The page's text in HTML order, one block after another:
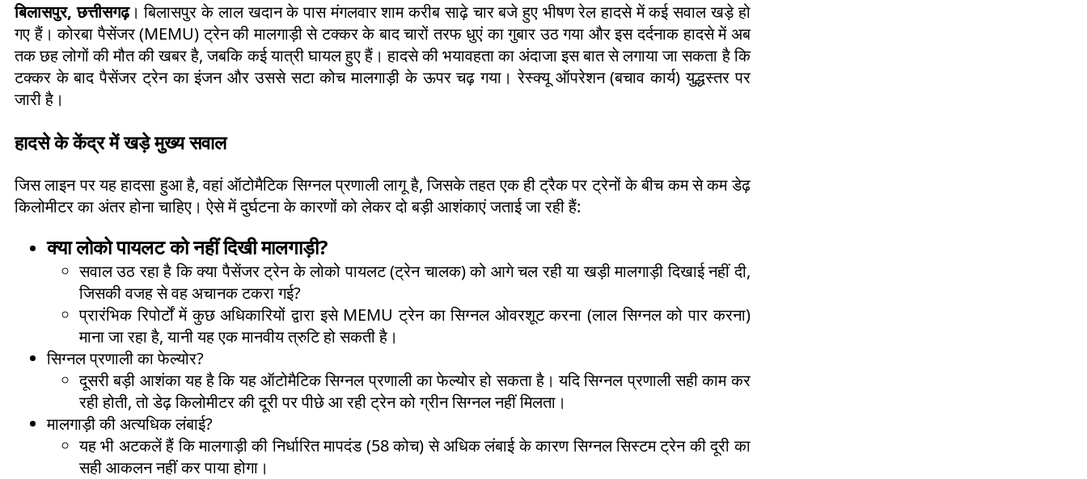
बिलासपुर, छत्तीसगढ़। बिलासपुर के लाल खदान के पास मंगलवार शाम करीब साढ़े चार बजे हुए भीषण रेल हादसे में कई सवाल खड़े हो
गए हैं। कोरबा पैसेंजर (MEMU) ट्रेन की मालगाड़ी से टक्कर के बाद चारों तरफ धुएं का गुबार उठ गया और इस दर्दनाक हादसे में अब
तक छह लोगों की मौत की खबर है, जबकि कई यात्री घायल हुए हैं। हादसे की भयावहता का अंदाजा इस बात से लगाया जा सकता है कि
टक्कर के बाद पैसेंजर ट्रेन का इंजन और उससे सटा कोच मालगाड़ी के ऊपर चढ़ गया। रेस्क्यू ऑपरेशन (बचाव कार्य) युद्धस्तर पर
जारी है।
हादसे के केंद्र में खड़े मुख्य सवाल
जिस लाइन पर यह हादसा हुआ है, वहां ऑटोमैटिक सिग्नल प्रणाली लागू है, जिसके तहत एक ही ट्रैक पर ट्रेनों के बीच कम से कम डेढ़
किलोमीटर का अंतर होना चाहिए। ऐसे में दुर्घटना के कारणों को लेकर दो बड़ी आशंकाएं जताई जा रही हैं:
क्या लोको पायलट को नहीं दिखी मालगाड़ी?
सवाल उठ रहा है कि क्या पैसेंजर ट्रेन के लोको पायलट (ट्रेन चालक) को आगे चल रही या खड़ी मालगाड़ी दिखाई नहीं दी,
जिसकी वजह से वह अचानक टकरा गई?
प्रारंभिक रिपोर्टों में कुछ अधिकारियों द्वारा इसे MEMU ट्रेन का सिग्नल ओवरशूट करना (लाल सिग्नल को पार करना)
माना जा रहा है, यानी यह एक मानवीय त्रुटि हो सकती है।
सिग्नल प्रणाली का फेल्योर?
दूसरी बड़ी आशंका यह है कि यह ऑटोमैटिक सिग्नल प्रणाली का फेल्योर हो सकता है। यदि सिग्नल प्रणाली सही काम कर
रही होती, तो डेढ़ किलोमीटर की दूरी पर पीछे आ रही ट्रेन को ग्रीन सिग्नल नहीं मिलता।
मालगाड़ी की अत्यधिक लंबाई?
यह भी अटकलें हैं कि मालगाड़ी की निर्धारित मापदंड (58 कोच) से अधिक लंबाई के कारण सिग्नल सिस्टम ट्रेन की दूरी का
सही आकलन नहीं कर पाया होगा।